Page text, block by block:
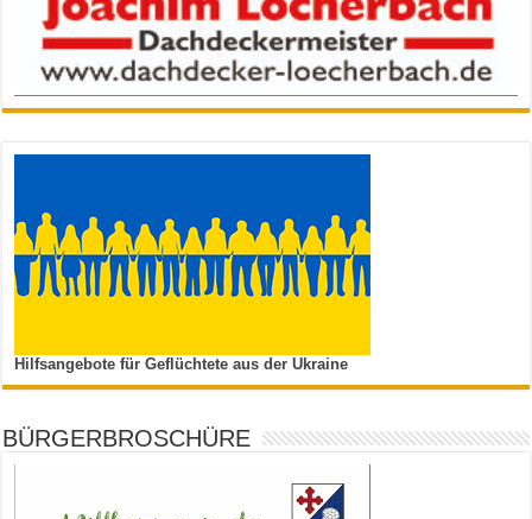
Hilfsangebote für Geflüchtete aus der Ukraine
BÜRGERBROSCHÜRE